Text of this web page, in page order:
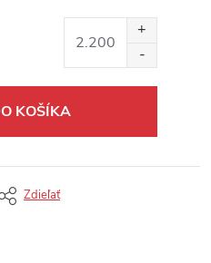
KOŠÍKA
Zdieľať